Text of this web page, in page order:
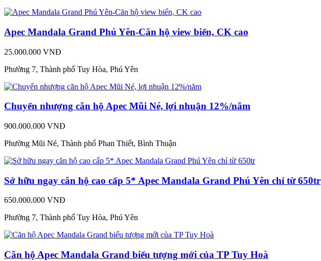
Apec Mandala Grand Phú Yên-Căn hộ view biển, CK cao
25.000.000 VNĐ
Phường 7, Thành phố Tuy Hòa, Phú Yên
Chuyển nhượng căn hộ Apec Mũi Né, lợi nhuận 12%/năm
900.000.000 VNĐ
Phường Mũi Né, Thành phố Phan Thiết, Bình Thuận
Sở hữu ngay căn hộ cao cấp 5* Apec Mandala Grand Phú Yên chỉ từ 650tr
650.000.000 VNĐ
Phường 7, Thành phố Tuy Hòa, Phú Yên
Căn hộ Apec Mandala Grand biểu tượng mới của TP Tuy Hoà